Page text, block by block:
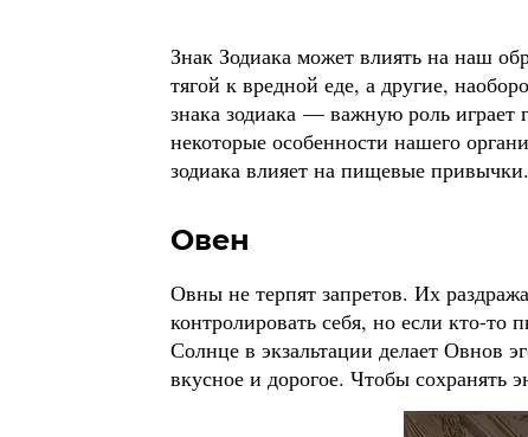
Знак Зодиака может влиять на наш
тягой к вредной еде, а другие,
знака зодиака — важную роль играет
некоторые особенности нашего
зодиака влияет на пищевые привычки.
Овен
Овны не терпят запретов. Их
контролировать себя, но если кто-то
Солнце в экзальтации делает Овнов
вкусное и дорогое. Чтобы